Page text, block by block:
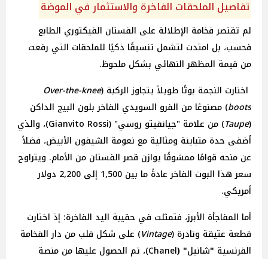
تفاصيل الملحقات الفاخرة والاستثمار في الموضة
لم تقتصر فخامة الإطلالة على الفستان الفيكتوري الطابع
فحسب، بل امتدت لتشمل تنسيقًا ذكيًا للملحقات التي رفعت
من قيمة المظهر النهائي بشكل ملحوظ.
اختارت النجمة بوتًا طويلاً يتجاوز الركبة (Over-the-knee
boots) مصنوعًا من الفرو السويدي الفاخر بلون البيج الداكن
(
Taupe
) من علامة "جيانفيتو روسي" (Gianvito Rossi)، والذي
أضفى حدة متباينة ومثالية مع نعومة الشيفون الأبيض، فضلاً
عن منحه قوامًا ممشوقًا يوازن قصر الفستان من الأمام. ويتراوح
سعر هذا البوت الفاخر عادةً ما بين 1,500 إلى 2,200 دولار
أمريكي.
أما المفاجأة الأبرز، فتمثلت في حقيبة اليد الفاخرة؛ إذ اختارت
قطعة عتيقة ونادرة (Vintage) على شكل قلب من دار الفخامة
الفرنسية "شانيل" (
Chanel)، تم الحصول عليها من منصة